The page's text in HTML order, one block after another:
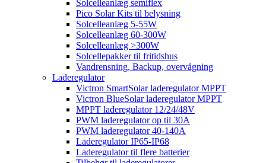
Solcelleanlæg semiflex
Pico Solar Kits til belysning
Solcelleanlæg 5-55W
Solcelleanlæg 60-300W
Solcelleanlæg >300W
Solcellepakker til fritidshus
Vandrensning, Backup, overvågning
Laderegulator
Victron SmartSolar laderegulator MPPT
Victron BlueSolar laderegulator MPPT
MPPT laderegulator 12/24/48V
PWM laderegulator op til 30A
PWM laderegulator 40-140A
Laderegulator IP65-IP68
Laderegulator til flere batterier